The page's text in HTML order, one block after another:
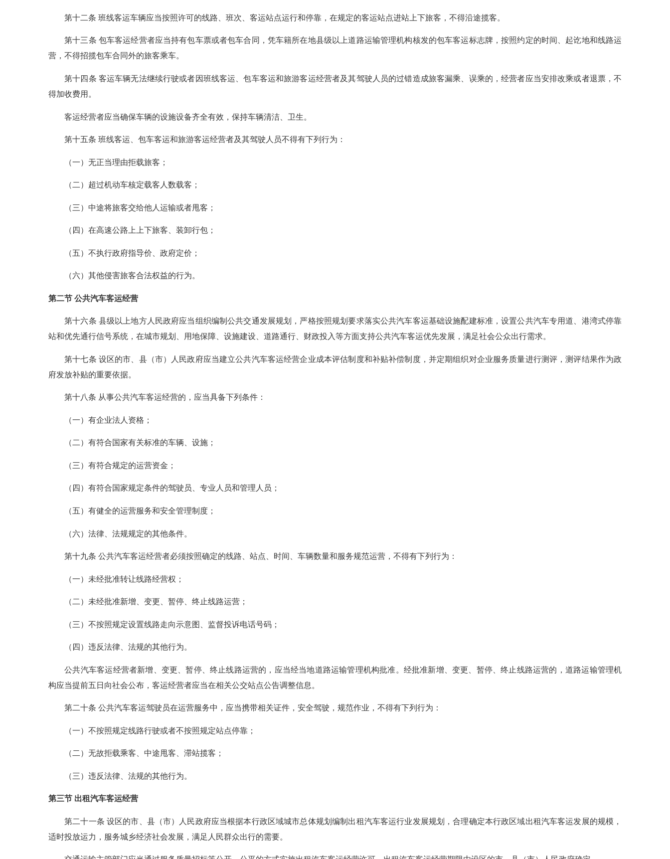
第十二条 班线客运车辆应当按照许可的线路、班次、客运站点运行和停靠，在规定的客运站点进站上下旅客，不得沿途揽客。
第十三条 包车客运经营者应当持有包车票或者包车合同，凭车籍所在地县级以上道路运输管理机构核发的包车客运标志牌，按照约定的时间、起讫地和线路运
营，不得招揽包车合同外的旅客乘车。
第十四条 客运车辆无法继续行驶或者因班线客运、包车客运和旅游客运经营者及其驾驶人员的过错造成旅客漏乘、误乘的，经营者应当安排改乘或者退票，不
得加收费用。
客运经营者应当确保车辆的设施设备齐全有效，保持车辆清洁、卫生。
第十五条 班线客运、包车客运和旅游客运经营者及其驾驶人员不得有下列行为：
（一）无正当理由拒载旅客；
（二）超过机动车核定载客人数载客；
（三）中途将旅客交给他人运输或者甩客；
（四）在高速公路上上下旅客、装卸行包；
（五）不执行政府指导价、政府定价；
（六）其他侵害旅客合法权益的行为。
第二节 公共汽车客运经营
第十六条 县级以上地方人民政府应当组织编制公共交通发展规划，严格按照规划要求落实公共汽车客运基础设施配建标准，设置公共汽车专用道、港湾式停靠
站和优先通行信号系统，在城市规划、用地保障、设施建设、道路通行、财政投入等方面支持公共汽车客运优先发展，满足社会公众出行需求。
第十七条 设区的市、县（市）人民政府应当建立公共汽车客运经营企业成本评估制度和补贴补偿制度，并定期组织对企业服务质量进行测评，测评结果作为政
府发放补贴的重要依据。
第十八条 从事公共汽车客运经营的，应当具备下列条件：
（一）有企业法人资格；
（二）有符合国家有关标准的车辆、设施；
（三）有符合规定的运营资金；
（四）有符合国家规定条件的驾驶员、专业人员和管理人员；
（五）有健全的运营服务和安全管理制度；
（六）法律、法规规定的其他条件。
第十九条 公共汽车客运经营者必须按照确定的线路、站点、时间、车辆数量和服务规范运营，不得有下列行为：
（一）未经批准转让线路经营权；
（二）未经批准新增、变更、暂停、终止线路运营；
（三）不按照规定设置线路走向示意图、监督投诉电话号码；
（四）违反法律、法规的其他行为。
公共汽车客运经营者新增、变更、暂停、终止线路运营的，应当经当地道路运输管理机构批准。经批准新增、变更、暂停、终止线路运营的，道路运输管理机
构应当提前五日向社会公布，客运经营者应当在相关公交站点公告调整信息。
第二十条 公共汽车客运驾驶员在运营服务中，应当携带相关证件，安全驾驶，规范作业，不得有下列行为：
（一）不按照规定线路行驶或者不按照规定站点停靠；
（二）无故拒载乘客、中途甩客、滞站揽客；
（三）违反法律、法规的其他行为。
第三节 出租汽车客运经营
第二十一条 设区的市、县（市）人民政府应当根据本行政区域城市总体规划编制出租汽车客运行业发展规划，合理确定本行政区域出租汽车客运发展的规模，
适时投放运力，服务城乡经济社会发展，满足人民群众出行的需要。